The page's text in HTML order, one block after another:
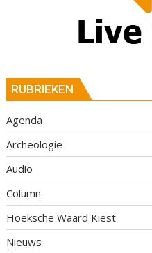
RUBRIEKEN
Agenda
Archeologie
Audio
Column
Hoeksche Waard Kiest
Nieuws